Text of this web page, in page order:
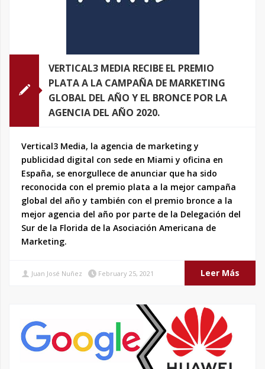
VERTICAL3 MEDIA RECIBE EL PREMIO
PLATA A LA CAMPAÑA DE MARKETING
GLOBAL DEL AÑO Y EL BRONCE POR LA
AGENCIA DEL AÑO 2020.
Vertical3 Media, la agencia de marketing y
publicidad digital con sede en Miami y oficina en
España, se enorgullece de anunciar que ha sido
reconocida con el premio plata a la mejor campaña
global del año y también con el premio bronce a la
mejor agencia del año por parte de la Delegación del
Sur de la Florida de la Asociación Americana de
Marketing.
Juan José Nuñez February 25, 2021 Leer Más